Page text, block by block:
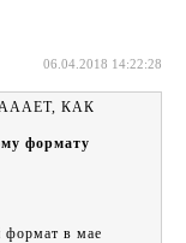
06.04.2018 14:22:28
КАК
формату
формат в мае